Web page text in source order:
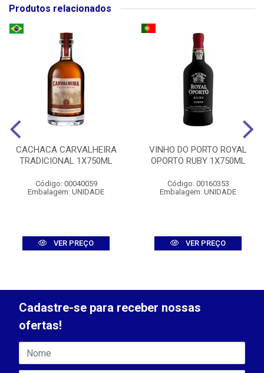
Produtos relacionados
CACHACA CARVALHEIRA
TRADICIONAL 1X750ML
Código: 00040059
Embalagem: UNIDADE
VER PREÇO
VINHO DO PORTO ROYAL
OPORTO RUBY 1X750ML
Código: 00160353
Embalagem: UNIDADE
VER PREÇO
Cadastre-se para receber nossas
ofertas!